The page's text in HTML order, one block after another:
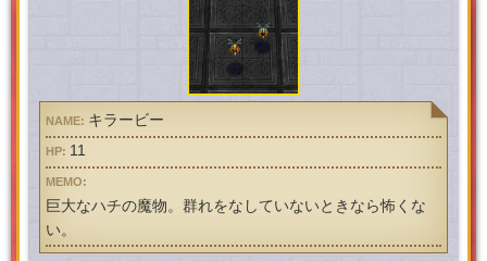
キラービー
11
巨大なハチの魔物。群れをなしていないときなら怖くな
い。